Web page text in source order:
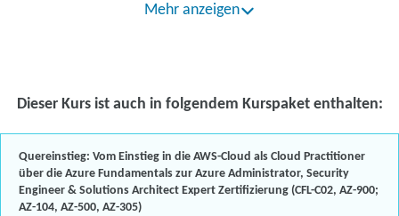
Mehr anzeigen
Dieser Kurs ist auch in folgendem Kurspaket enthalten:
Quereinstieg: Vom Einstieg in die AWS-Cloud als Cloud Practitioner
über die Azure Fundamentals zur Azure Administrator, Security
Engineer & Solutions Architect Expert Zertifizierung (CFL-C02, AZ-900;
AZ-104, AZ-500, AZ-305)